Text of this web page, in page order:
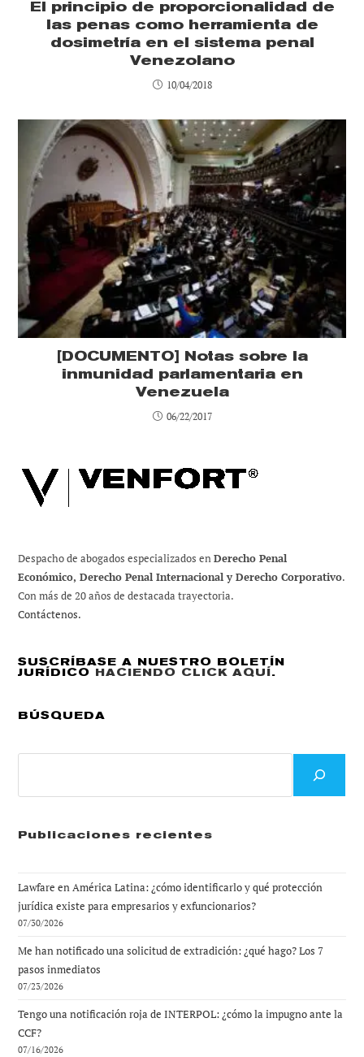
El principio de proporcionalidad de
las penas como herramienta de
dosimetría en el sistema penal
Venezolano
10/04/2018
[DOCUMENTO] Notas sobre la
inmunidad parlamentaria en
Venezuela
06/22/2017
Despacho de abogados especializados enDerecho Penal
Económico, Derecho Penal Internacional y Derecho Corporativo.
Con más de 20 años de destacada trayectoria.
Contáctenos.
SUSCRÍBASE A NUESTRO BOLETÍN
JURÍDICO HACIENDO CLICK AQUÍ.
BÚSQUEDA
Publicaciones recientes
Lawfare en América Latina: ¿cómo identificarlo y qué protección
jurídica existe para empresarios y exfuncionarios?
07/30/2026
Me han notificado una solicitud de extradición: ¿qué hago? Los 7
pasos inmediatos
07/23/2026
Tengo una notificación roja de INTERPOL: ¿cómo la impugno ante la
CCF?
07/16/2026